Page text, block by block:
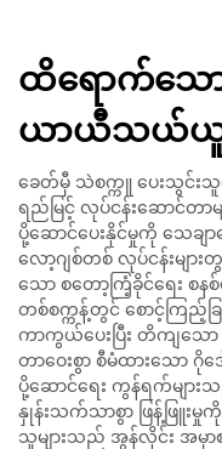
ထိရောက်သော
ယာယီသယ်ယူ
ခေတ်မှီ သဲစက္ကူ ပေးသွင်းသူ
ရည်မြင့် လုပ်ငန်းဆောင်တာ
ပို့ဆောင်ပေးနိုင်မှုကို သေချာစ
လော့ဂျစ်တစ် လုပ်ငန်းမျာ
သော စတော့ကြံ့ခိုင်ရေး စ
တစ်စက္ကန့်တွင် စောင့်ကြည့်ခြ
ကာကွယ်ပေးပြီး တိကျသော
တာဝေးစွာ စီမံထားသော
ပို့ဆောင်ရေး ကွန်ရက်များသည်
နှုန်းသက်သာစွာ ဖြန့်ဖြူး
သူများသည် အွန်လိုင်း အမှာ